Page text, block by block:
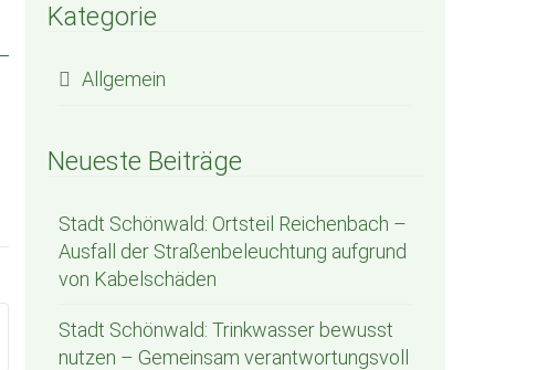
Kategorie
Allgemein
Neueste Beiträge
Stadt Schönwald: Ortsteil Reichenbach –
Ausfall der Straßenbeleuchtung aufgrund
von Kabelschäden
Stadt Schönwald: Trinkwasser bewusst
nutzen – Gemeinsam verantwortungsvoll